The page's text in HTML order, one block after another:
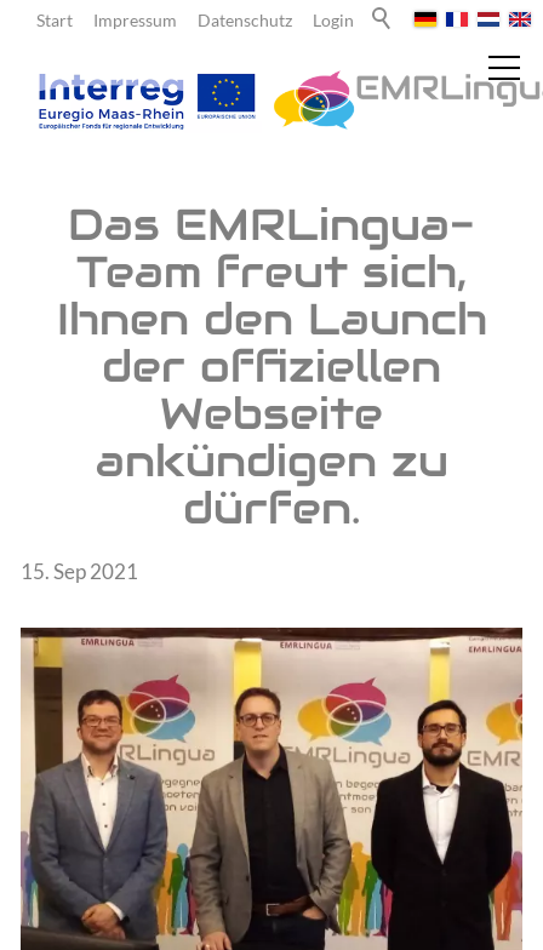
Login
Datenschutz
Impressum
Start
Meldungen
Newsletter
Über uns
Lehrende
Das EMRLingua-
Team freut sich,
Ihnen den Launch
der offiziellen
Webseite
ankündigen zu
dürfen.
15. Sep 2021